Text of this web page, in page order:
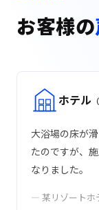
お客様の
ホテル
大浴場の床が
たのですが、
なりました。
— 某リゾートホ